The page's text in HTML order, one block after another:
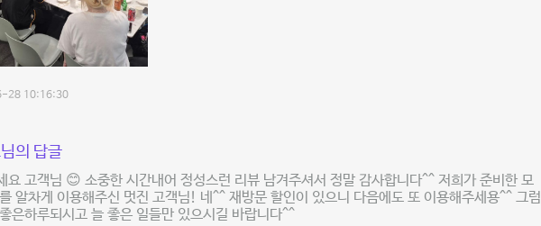
28 10:16:30
의 답글
요 고객님 😊 소중한 시간내어 정성스런 리뷰 남겨주셔서 정말 감사합니다^^ 저희가 준비한 모
알차게 이용해주신 멋진 고객님! 네^^ 재방문 할인이 있으니 다음에도 또 이용해주세용^^ 그럼
은하루되시고 늘 좋은 일들만 있으시길 바랍니다^^